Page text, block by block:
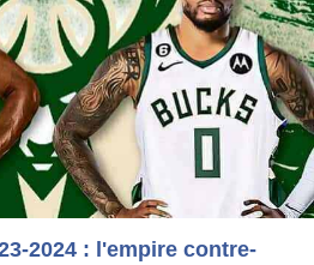
2024 : l'empire contre-